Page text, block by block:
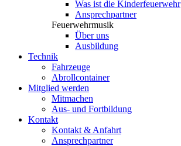
Was ist die Kinderfeuerwehr
Ansprechpartner
Feuerwehrmusik
Über uns
Ausbildung
Technik
Fahrzeuge
Abrollcontainer
Mitglied werden
Mitmachen
Aus- und Fortbildung
Kontakt
Kontakt & Anfahrt
Ansprechpartner